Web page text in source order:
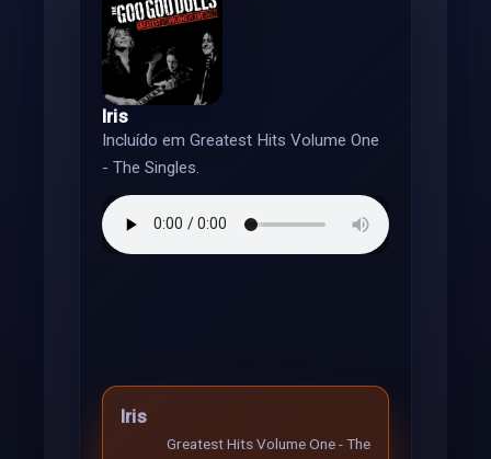
Iris
Incluído em Greatest Hits Volume One
- The Singles.
Iris
Greatest Hits Volume One - The